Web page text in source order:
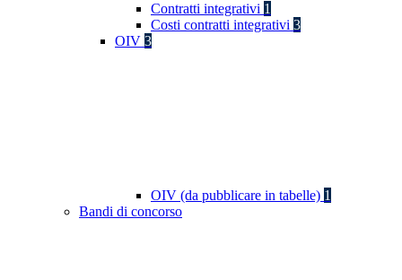
Contratti integrativi 1
Costi contratti integrativi 3
OIV 3
OIV (da pubblicare in tabelle) 1
Bandi di concorso